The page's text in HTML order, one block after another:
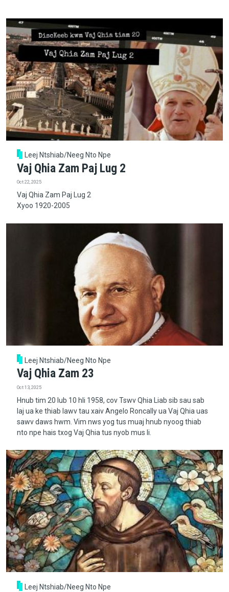
Leej Ntshiab/Neeg Nto Npe
Vaj Qhia Zam Paj Lug 2
Oct 22, 2025
Vaj Qhia Zam Paj Lug 2
Xyoo 1920-2005
Leej Ntshiab/Neeg Nto Npe
Vaj Qhia Zam 23
Oct 13, 2025
Hnub tim 20 lub 10 hli 1958, cov Tswv Qhia Liab sib sau sab
laj ua ke thiab lawv tau xaiv Angelo Roncally ua Vaj Qhia uas
sawv daws hwm. Vim nws yog tus muaj hnub nyoog thiab
nto npe hais txog Vaj Qhia tus nyob mus li.
Leej Ntshiab/Neeg Nto Npe